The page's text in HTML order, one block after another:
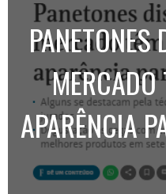
PANETONES
APARÊNCIA